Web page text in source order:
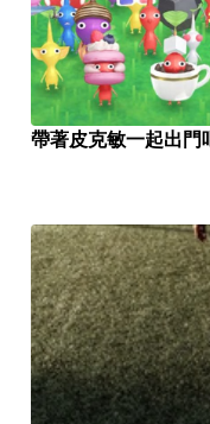
帶著皮克敏一起出門